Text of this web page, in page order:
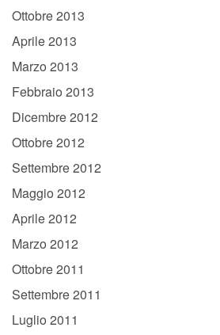
Ottobre 2013
Aprile 2013
Marzo 2013
Febbraio 2013
Dicembre 2012
Ottobre 2012
Settembre 2012
Maggio 2012
Aprile 2012
Marzo 2012
Ottobre 2011
Settembre 2011
Luglio 2011